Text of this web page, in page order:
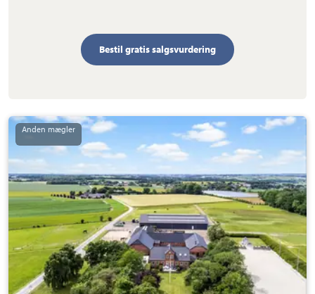
Bestil gratis salgsvurdering
Landejendom:
Ballesvej
8940
Randers
SV